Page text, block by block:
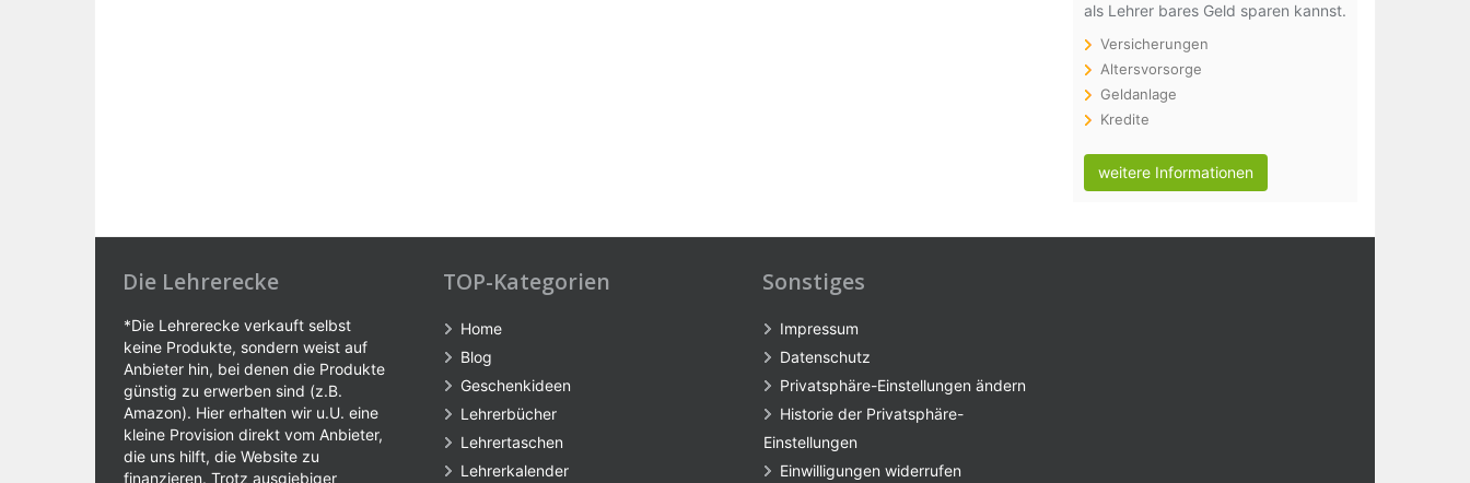
als Lehrer bares Geld sparen kannst.
Versicherungen
Altersvorsorge
Geldanlage
Kredite
weitere Informationen
Die Lehrerecke
*Die Lehrerecke verkauft selbst
keine Produkte, sondern weist auf
Anbieter hin, bei denen die Produkte
günstig zu erwerben sind (z.B.
Amazon). Hier erhalten wir u.U. eine
kleine Provision direkt vom Anbieter,
die uns hilft, die Website zu
finanzieren. Trotz ausgiebiger
TOP-Kategorien
Home
Blog
Geschenkideen
Lehrerbücher
Lehrertaschen
Lehrerkalender
Sonstiges
Impressum
Datenschutz
Privatsphäre-Einstellungen ändern
Historie der Privatsphäre-
Einstellungen
Einwilligungen widerrufen